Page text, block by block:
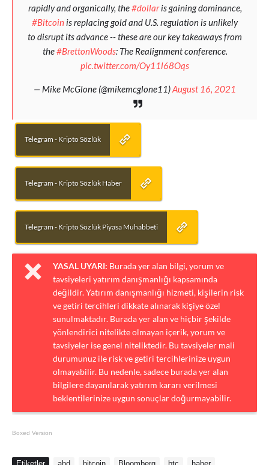
rapidly and organically, the#dollaris gaining dominance,
#Bitcoinis replacing gold and U.S. regulation is unlikely
to disrupt its advance -- these are our key takeaways from
the#BrettonWoods: The Realignment conference.
pic.twitter.com/Oy11l68Oqs
— Mike McGlone (@mikemcglone11)August 16, 2021
Telegram - Kripto Sözlük
Telegram - Kripto Sözlük Haber
Telegram - Kripto Sözlük Piyasa Muhabbeti
YASAL UYARI: Burada yer alan bilgi, yorum ve
tavsiyeleri yatırım danışmanlığı kapsamında
değildir. Yatırım danışmanlığı hizmeti, kişilerin risk
ve getiri tercihleri dikkate alınarak kişiye özel
sunulmaktadır. Burada yer alan ve hiçbir şekilde
yönlendirici nitelikte olmayan içerik, yorum ve
tavsiyeler ise genel niteliktedir. Bu tavsiyeler mali
durumunuz ile risk ve getiri tercihlerinize uygun
olmayabilir. Bu nedenle, sadece burada yer alan
bilgilere dayanılarak yatırım kararı verilmesi
beklentilerinize uygun sonuçlar doğurmayabilir.
Boxed Version